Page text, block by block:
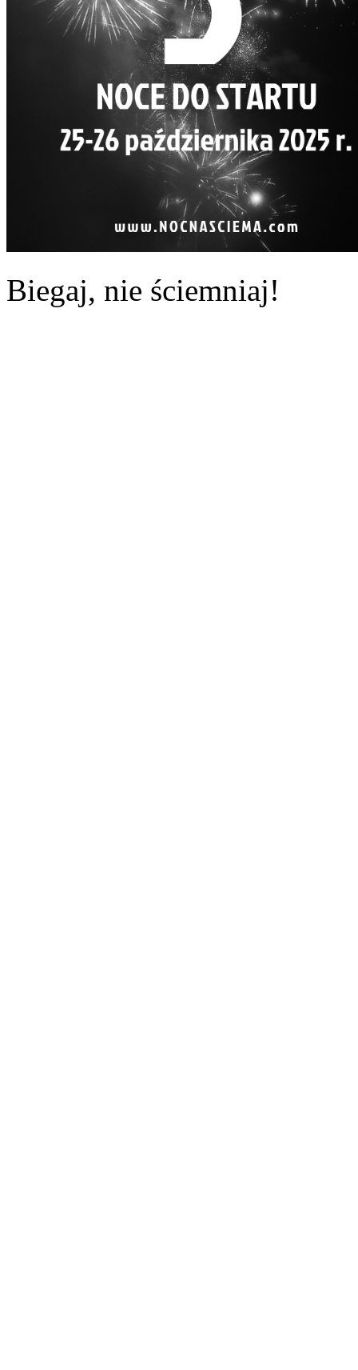
Biegaj, nie ściemniaj!